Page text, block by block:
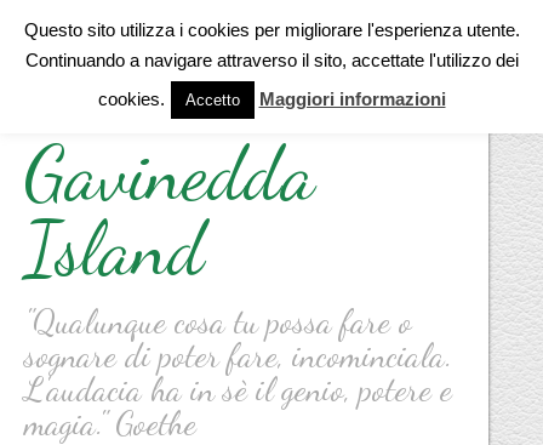
Gavinedda
Island
"Qualunque cosa tu possa fare o
sognare di poter fare, incominciala.
L'audacia ha in sè il genio, potere e
magia." Goethe
Questo sito utilizza i cookies per migliorare l'esperienza utente.
Continuando a navigare attraverso il sito, accettate l'utilizzo dei
cookies.
Accetto Maggiori informazioni